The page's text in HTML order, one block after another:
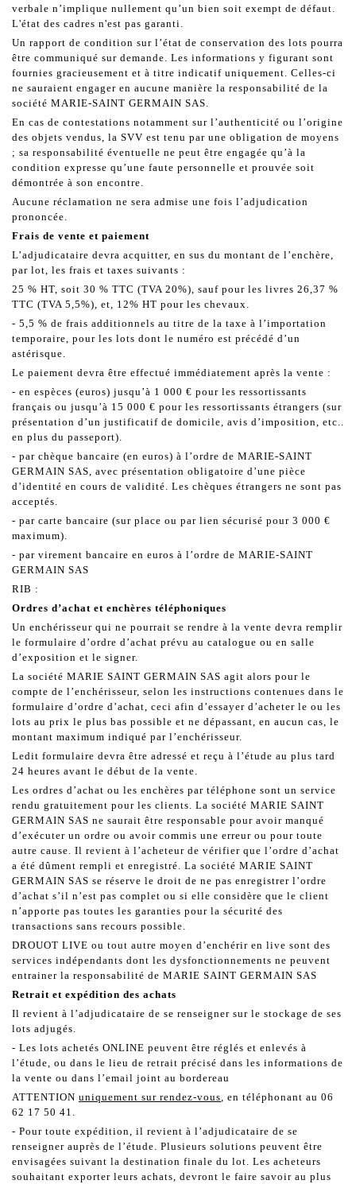
verbale n’implique nullement qu’un bien soit exempt de défaut.
L'état des cadres n'est pas garanti.
Un rapport de condition sur l’état de conservation des lots pourra
être communiqué sur demande. Les informations y figurant sont
fournies gracieusement et à titre indicatif uniquement. Celles-ci
ne sauraient engager en aucune manière la responsabilité de la
société MARIE-SAINT GERMAIN SAS.
En cas de contestations notamment sur l’authenticité ou l’origine
des objets vendus, la SVV est tenu par une obligation de moyens
; sa responsabilité éventuelle ne peut être engagée qu’à la
condition expresse qu’une faute personnelle et prouvée soit
démontrée à son encontre.
Aucune réclamation ne sera admise une fois l’adjudication
prononcée.
Frais de vente et paiement
L’adjudicataire devra acquitter, en sus du montant de l’enchère,
par lot, les frais et taxes suivants :
25 % HT, soit 30 % TTC (TVA 20%), sauf pour les livres 26,37 %
TTC (TVA 5,5%), et, 12% HT pour les chevaux.
- 5,5 % de frais additionnels au titre de la taxe à l’importation
temporaire, pour les lots dont le numéro est précédé d’un
astérisque.
Le paiement devra être effectué immédiatement après la vente :
- en espèces (euros) jusqu’à 1 000 € pour les ressortissants
français ou jusqu’à 15 000 € pour les ressortissants étrangers (sur
présentation d’un justificatif de domicile, avis d’imposition, etc..
en plus du passeport).
- par chèque bancaire (en euros) à l’ordre de MARIE-SAINT
GERMAIN SAS, avec présentation obligatoire d’une pièce
d’identité en cours de validité. Les chèques étrangers ne sont pas
acceptés.
- par carte bancaire (sur place ou par lien sécurisé pour 3 000 €
maximum).
- par virement bancaire en euros à l’ordre de MARIE-SAINT
GERMAIN SAS
RIB :
Ordres d’achat et enchères téléphoniques
Un enchérisseur qui ne pourrait se rendre à la vente devra remplir
le formulaire d’ordre d’achat prévu au catalogue ou en salle
d’exposition et le signer.
La société MARIE SAINT GERMAIN SAS agit alors pour le
compte de l’enchérisseur, selon les instructions contenues dans le
formulaire d’ordre d’achat, ceci afin d’essayer d’acheter le ou les
lots au prix le plus bas possible et ne dépassant, en aucun cas, le
montant maximum indiqué par l’enchérisseur.
Ledit formulaire devra être adressé et reçu à l’étude au plus tard
24 heures avant le début de la vente.
Les ordres d’achat ou les enchères par téléphone sont un service
rendu gratuitement pour les clients. La société MARIE SAINT
GERMAIN SAS ne saurait être responsable pour avoir manqué
d’exécuter un ordre ou avoir commis une erreur ou pour toute
autre cause. Il revient à l’acheteur de vérifier que l’ordre d’achat
a été dûment rempli et enregistré. La société MARIE SAINT
GERMAIN SAS se réserve le droit de ne pas enregistrer l’ordre
d’achat s’il n’est pas complet ou si elle considère que le client
n’apporte pas toutes les garanties pour la sécurité des
transactions sans recours possible.
DROUOT LIVE ou tout autre moyen d’enchérir en live sont des
services indépendants dont les dysfonctionnements ne peuvent
entrainer la responsabilité de MARIE SAINT GERMAIN SAS
Retrait et expédition des achats
Il revient à l’adjudicataire de se renseigner sur le stockage de ses
lots adjugés.
- Les lots achetés ONLINE peuvent être réglés et enlevés à
l’étude, ou dans le lieu de retrait précisé dans les informations de
la vente ou dans l’email joint au bordereau
ATTENTION uniquement sur rendez-vous, en téléphonant au 06
62 17 50 41.
- Pour toute expédition, il revient à l’adjudicataire de se
renseigner auprès de l’étude. Plusieurs solutions peuvent être
envisagées suivant la destination finale du lot. Les acheteurs
souhaitant exporter leurs achats, devront le faire savoir au plus